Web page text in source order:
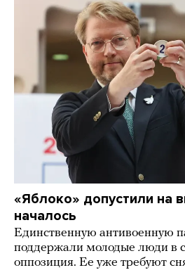
«Яблоко» допустили на
началось
Единственную антивоенную
поддержали молодые люди в
оппозиция. Ее уже требуют